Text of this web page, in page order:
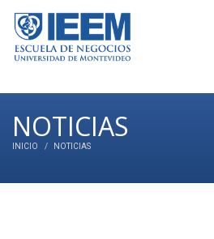
NOTICIAS
INICIO NOTICIAS